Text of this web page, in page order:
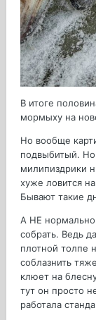
В итоге
мормыху на
Но вообще
подвыбитый.
милипиздрики
хуже ловится
Бывают такие
А НЕ нормально
собрать. Ведь
плотной толпе
соблазнить
клюет на
тут он просто
работала